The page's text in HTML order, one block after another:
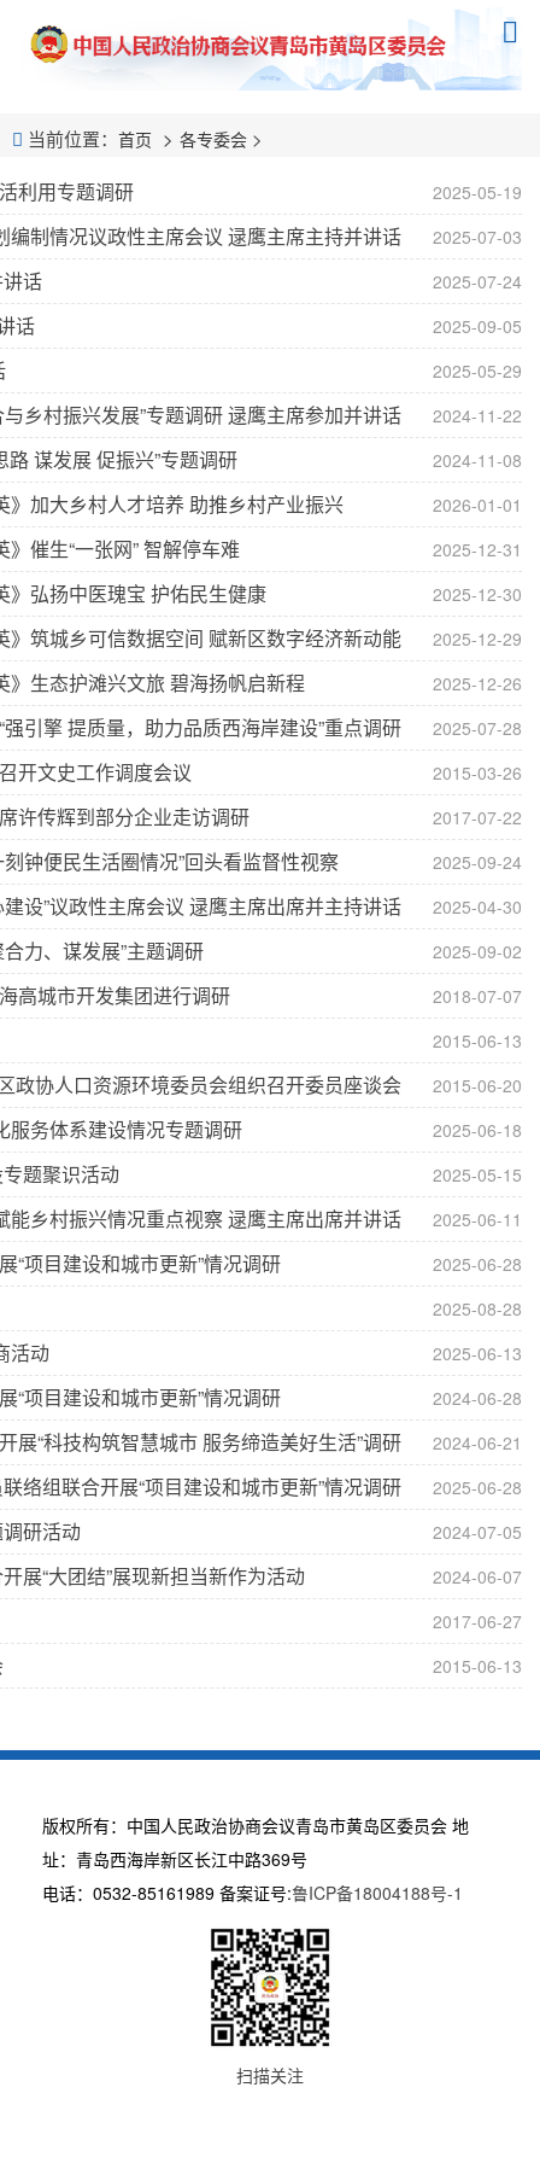
当前位置： 首页 各专委会 >
利用专题调研 2025-05-19
编制情况议政性主席会议 逯鹰主席主持并讲话 2025-07-03
话 2025-07-24
话 2025-09-05
2025-05-29
乡村振兴发展”专题调研 逯鹰主席参加并讲话 2024-11-22
谋发展 促振兴”专题调研 2024-11-08
》加大乡村人才培养 助推乡村产业振兴 2026-01-01
催生“一张网” 智解停车难 2025-12-31
》弘扬中医瑰宝 护佑民生健康 2025-12-30
》筑城乡可信数据空间 赋新区数字经济新动能 2025-12-29
》生态护滩兴文旅 碧海扬帆启新程 2025-12-26
强引擎 提质量，助力品质西海岸建设”重点调研 2025-07-28
开文史工作调度会议 2015-03-26
许传辉到部分企业走访调研 2017-07-22
钟便民生活圈情况”回头看监督性视察 2025-09-24
设”议政性主席会议 逯鹰主席出席并主持讲话 2025-04-30
力、谋发展”主题调研 2025-09-02
高城市开发集团进行调研
2018-07-07
2015-06-13
政协人口资源环境委员会组织召开委员座谈会 2015-06-20
服务体系建设情况专题调研 2025-06-18
题聚识活动 2025-05-15
能乡村振兴情况重点视察 逯鹰主席出席并讲话 2025-06-11
“项目建设和城市更新”情况调研
2025-06-28
2025-08-28
活动 2025-06-13
“项目建设和城市更新”情况调研 2024-06-28
“科技构筑智慧城市 服务缔造美好生活”调研 2024-06-21
络组联合开展“项目建设和城市更新”情况调研 2025-06-28
研活动 2024-07-05
展“大团结”展现新担当新作为活动
2024-06-07
2017-06-27
2015-06-13
版权所有：中国人民政治协商会议青岛市黄岛区委员会 地
址：青岛西海岸新区长江中路369号
电话：0532-85161989 备案证号:鲁ICP备18004188号-1
扫描关注